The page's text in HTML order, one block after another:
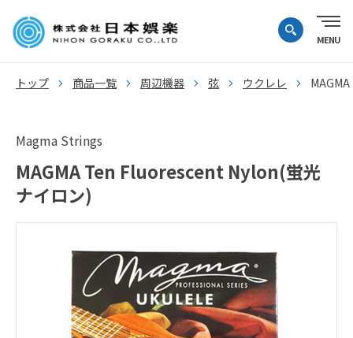
トップ 商品一覧 周辺機器 弦 ウクレレ
Magma Strings
MAGMA Ten Fluorescent Nylon(蛍光
ナイロン)